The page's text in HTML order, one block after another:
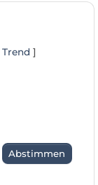
Trend ]
Abstimmen